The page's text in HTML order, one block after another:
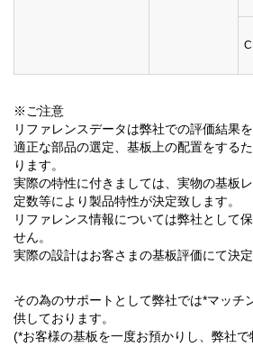
※ご注意
リファレンスデータは弊社での評価結果
適正な部品の選定、基板上の配置をする
ります。
実際の特性に付きましては、実物の基板
定数等により製品特性が決定致します。
リファレンス情報については弊社として
せん。
実際の設計はお客さまの基板評価にて決定
その為のサポートとして弊社では*マッチ
供しております。
(*お客様の基板を一度お預かりし、弊社